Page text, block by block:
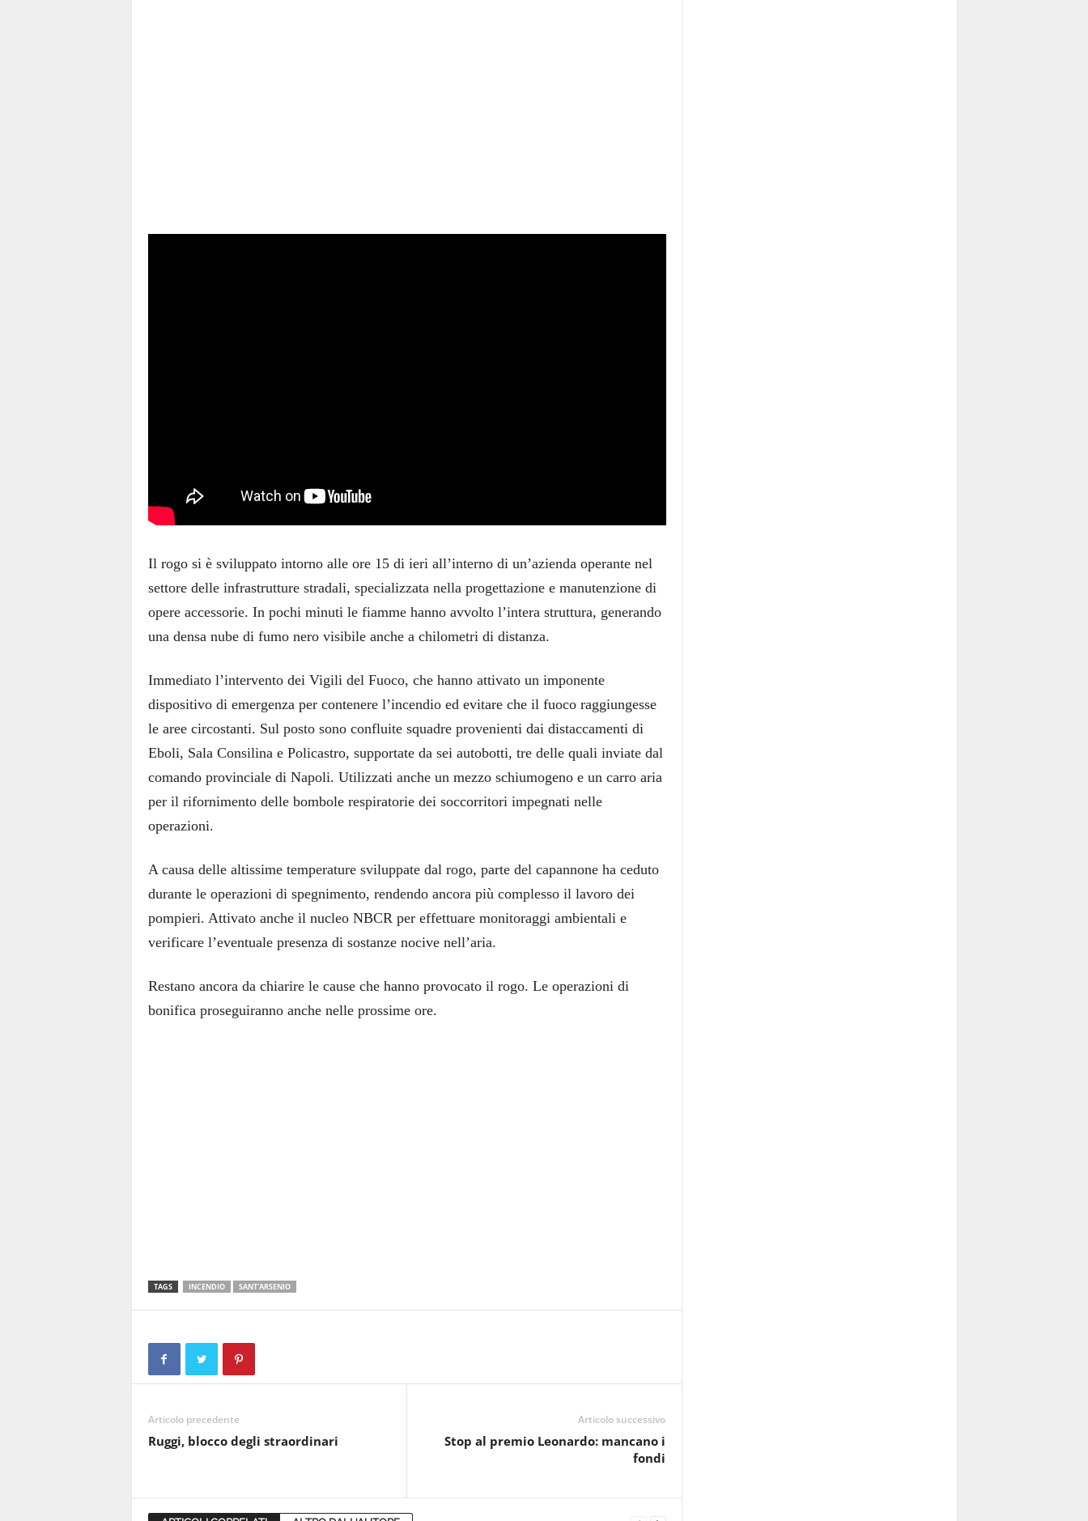
Il rogo si è sviluppato intorno alle ore 15 di ieri all’interno di un’azienda operante nel
settore delle infrastrutture stradali, specializzata nella progettazione e manutenzione di
opere accessorie. In pochi minuti le fiamme hanno avvolto l’intera struttura, generando
una densa nube di fumo nero visibile anche a chilometri di distanza.
Immediato l’intervento dei Vigili del Fuoco, che hanno attivato un imponente
dispositivo di emergenza per contenere l’incendio ed evitare che il fuoco raggiungesse
le aree circostanti. Sul posto sono confluite squadre provenienti dai distaccamenti di
Eboli, Sala Consilina e Policastro, supportate da sei autobotti, tre delle quali inviate dal
comando provinciale di Napoli. Utilizzati anche un mezzo schiumogeno e un carro aria
per il rifornimento delle bombole respiratorie dei soccorritori impegnati nelle
operazioni.
A causa delle altissime temperature sviluppate dal rogo, parte del capannone ha ceduto
durante le operazioni di spegnimento, rendendo ancora più complesso il lavoro dei
pompieri. Attivato anche il nucleo NBCR per effettuare monitoraggi ambientali e
verificare l’eventuale presenza di sostanze nocive nell’aria.
Restano ancora da chiarire le cause che hanno provocato il rogo. Le operazioni di
bonifica proseguiranno anche nelle prossime ore.
TAGS INCENDIO SANT'ARSENIO
Articolo precedente
Ruggi, blocco degli straordinari
Articolo successivo
Stop al premio Leonardo: mancano i
fondi